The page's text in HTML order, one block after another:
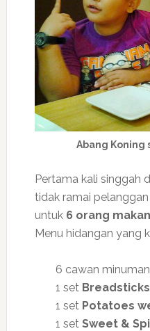
Abang Koning
Pertama kali singgah
tidak ramai
untuk 6 orang makan
Menu hidangan yang
6 cawan
1 set Breadsticks
1 set Potatoes
1 set Sweet &